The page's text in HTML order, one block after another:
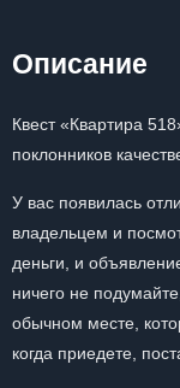
Описание
Квест «Квартира
поклонников
У вас появилась
владельцем и
деньги, и
ничего не
обычном месте,
когда приедете,